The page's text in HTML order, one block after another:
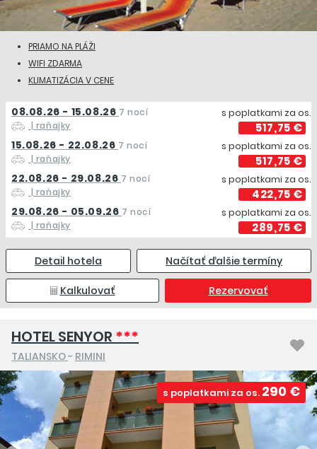
PRIAMO NA PLÁŽI
WIFI ZDARMA
KLIMATIZÁCIA V CENE
08.08.26 - 15.08.26 7 nocí
| raňajky
s poplatkami za os.
517,75 €
15.08.26 - 22.08.26 7 nocí
| raňajky
s poplatkami za os.
517,75 €
22.08.26 - 29.08.26 7 nocí
| raňajky
s poplatkami za os.
422,75 €
29.08.26 - 05.09.26 7 nocí
| raňajky
s poplatkami za os.
289,75 €
Detail hotela Načítať ďalšie termíny
Kalkulovať Rezervovať
HOTEL SENYOR ***
TALIANSKO- RIMINI
s poplatkami za os. 290 €